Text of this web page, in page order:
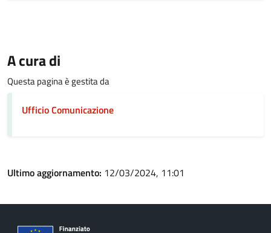
A cura di
Questa pagina è gestita da
Ufficio Comunicazione
Ultimo aggiornamento: 12/03/2024, 11:01